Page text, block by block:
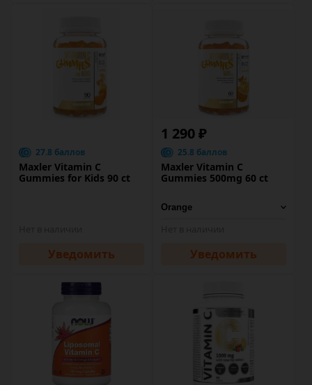
27.8 баллов
Maxler Vitamin C
Gummies for Kids 90 ct
Уведомить
1 290 ₽
25.8 баллов
Maxler Vitamin C
Gummies 500mg 60 ct
Уведомить